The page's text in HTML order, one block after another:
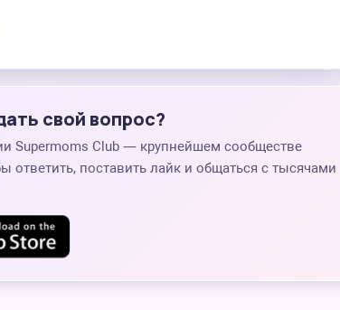
свой вопрос?
Supermoms Club — крупнейшем сообществе
ответить, поставить лайк и общаться с тысячами